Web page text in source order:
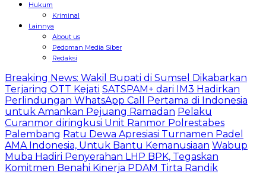
Hukum
Kriminal
Lainnya
About us
Pedoman Media Siber
Redaksi
Breaking News: Wakil Bupati di Sumsel Dikabarkan
Terjaring OTT Kejati SATSPAM+ dari IM3 Hadirkan
Perlindungan WhatsApp Call Pertama di Indonesia
untuk Amankan Pejuang Ramadan Pelaku
Curanmor diringkusi Unit Ranmor Polrestabes
Palembang Ratu Dewa Apresiasi Turnamen Padel
AMA Indonesia, Untuk Bantu Kemanusiaan Wabup
Muba Hadiri Penyerahan LHP BPK, Tegaskan
Komitmen Benahi Kinerja PDAM Tirta Randik